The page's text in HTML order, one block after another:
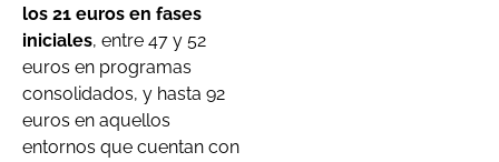
los 21 euros en fases
iniciales, entre 47 y 52
euros en programas
consolidados, y hasta 92
euros en aquellos
entornos que cuentan con